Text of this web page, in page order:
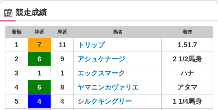
競走成績
着順 枠番 馬番 馬名 着差
1 7 11 トリップ
1.51.7
2
6 9 アシュケナージ
2 1/2馬身
3
1 1 エックスマーク
ハナ
4
6 8 ヤマニンカヴァリエ
アタマ
5
4 4 シルクキングリー
1 1/4馬身